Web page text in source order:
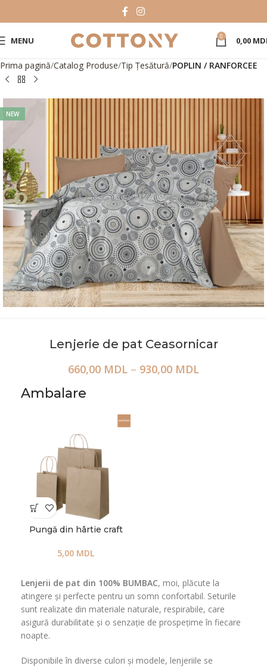
MENU 0 0,00
Prima pagină Catalog Produse Tip Țesătură POPLIN / RANFORCEE
NEW
Lenjerie de pat Ceasornicar
660,00 MDL – 930,00 MDL
Ambalare
Pungă din hârtie craft
5,00 MDL
Lenjerii de pat din 100% BUMBAC, moi, plăcute la
atingere și perfecte pentru un somn confortabil. Seturile
sunt realizate din materiale naturale, respirabile, care
asigură durabilitate și o senzație de prospețime în fiecare
noapte.
Disponibile în diverse culori și modele, lenjeriile se